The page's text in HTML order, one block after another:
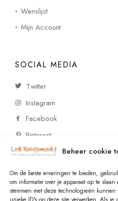
Beheer cookie
Om de beste ervaringen te bieden,
om informatie over je apparaat op te
stemmen met deze technologieën
Wenslijst
Mijn Account
SOCIAL MEDIA
Twitter
Instagram
Facebook
Pinterest
CONTACT
Vragen of wensen? Neem